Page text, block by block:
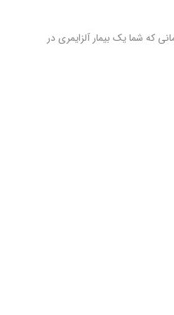
که شما یک بیمار آلزایمری در